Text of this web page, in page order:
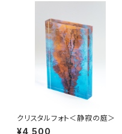
クリスタルフォト＜静寂の庭＞
¥4,500